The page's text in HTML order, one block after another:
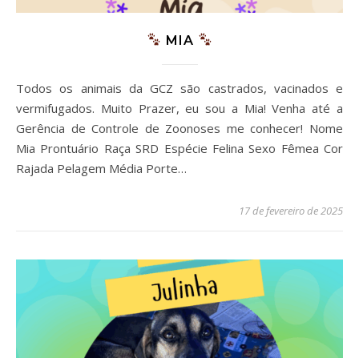
MIA
Todos os animais da GCZ são castrados, vacinados e
vermifugados. Muito Prazer, eu sou a Mia! Venha até a
Gerência de Controle de Zoonoses me conhecer! Nome
Mia Prontuário Raça SRD Espécie Felina Sexo Fêmea Cor
Rajada Pelagem Média Porte…
17 de fevereiro de 2025